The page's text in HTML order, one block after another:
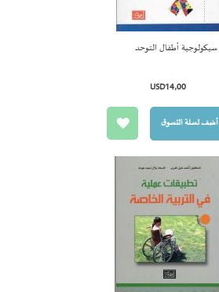
سيكولوجية أطفال التوحد
USD14٫00
أضف لسلة التسوق